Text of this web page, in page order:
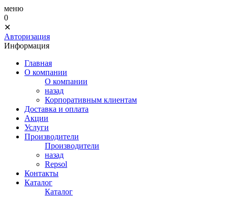
меню
0
✕
Авторизация
Информация
Главная
О компании
О компании
назад
Корпоративным клиентам
Доставка и оплата
Акции
Услуги
Производители
Производители
назад
Repsol
Контакты
Каталог
Каталог